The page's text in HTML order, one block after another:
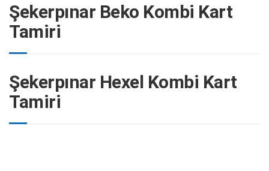
Şekerpınar Beko Kombi Kart
Tamiri
Şekerpınar Hexel Kombi Kart
Tamiri